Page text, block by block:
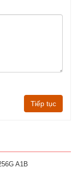
Tiếp tục
A1B